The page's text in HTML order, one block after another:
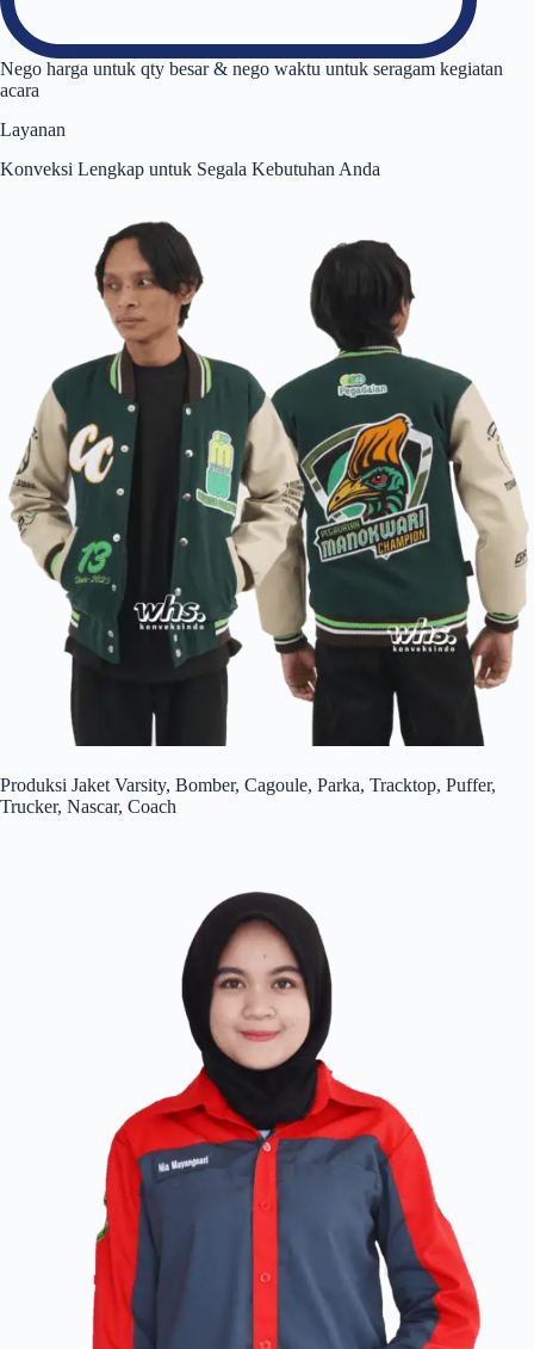
Nego harga untuk qty besar & nego waktu untuk seragam kegiatan
acara
Layanan
Konveksi Lengkap untuk Segala Kebutuhan Anda
Produksi Jaket Varsity, Bomber, Cagoule, Parka, Tracktop, Puffer,
Trucker, Nascar, Coach